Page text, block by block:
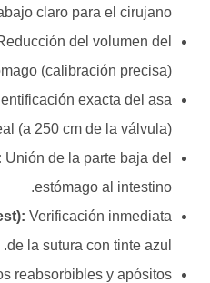
claro para el cirujano.
del volumen del
(calibración precisa).
exacta del asa
(a 250 cm de la válvula).
Unión de la parte baja del
estómago al intestino.
Verificación inmediata
de la sutura con tinte azul.
reabsorbibles y apósitos